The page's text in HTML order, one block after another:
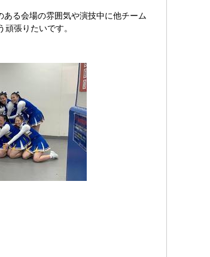
る会場の雰囲気や演技中に他チーム
張りたいです。